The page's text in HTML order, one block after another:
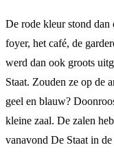
De rode kleur stond
foyer, het café, de
werd dan ook groots
Staat. Zouden ze op de
geel en blauw?
kleine zaal. De zalen
vanavond De Staat in